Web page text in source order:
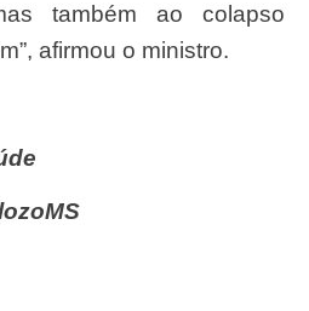
também ao colapso
afirmou o ministro.